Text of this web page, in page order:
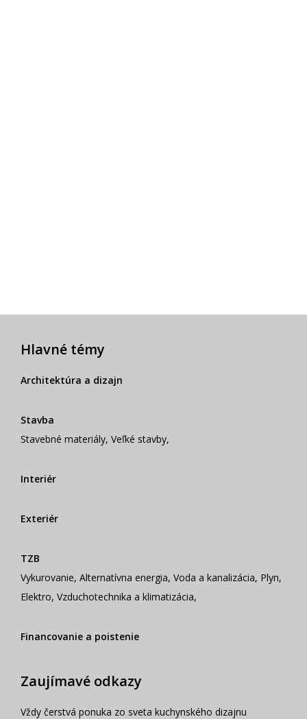
Hlavné témy
Architektúra a dizajn
Stavba
Stavebné materiály, Veľké stavby,
Interiér
Exteriér
TZB
Vykurovanie, Alternatívna energia, Voda a kanalizácia, Plyn,
Elektro, Vzduchotechnika a klimatizácia,
Financovanie a poistenie
Zaujímavé odkazy
Vždy čerstvá ponuka zo sveta kuchynského dizajnu